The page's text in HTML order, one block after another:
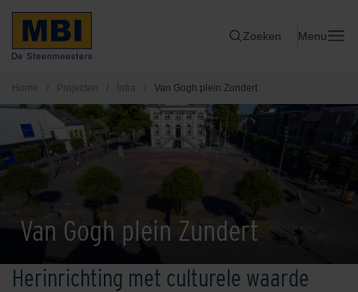
Zoeken Menu
Home / Projecten / Infra / Van Gogh plein Zundert
Van Gogh plein Zundert
Herinrichting met culturele waarde